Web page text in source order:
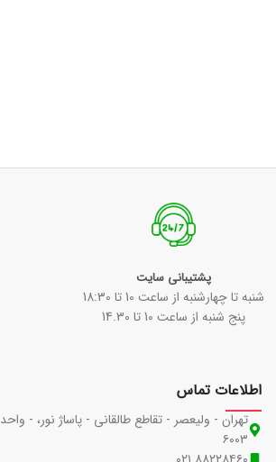
پشتیبانی سایت
شنبه تا چهارشنبه از ساعت 10 تا 18:30
پنج شنبه از ساعت 10 تا 14.30
اطلاعات تماس
تهران - ولیعصر - تقاطع طالقانی - پاساژ نور، - واحد
۶۰۰۳